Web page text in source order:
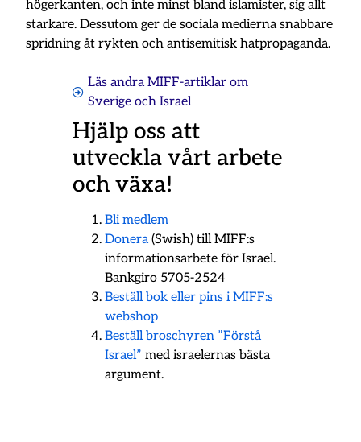
högerkanten, och inte minst bland islamister, sig allt
starkare. Dessutom ger de sociala medierna snabbare
spridning åt rykten och antisemitisk hatpropaganda.
Läs andra MIFF-artiklar om
Sverige och Israel
Hjälp oss att
utveckla vårt arbete
och växa!
Bli medlem
Donera(Swish) till MIFF:s
informationsarbete för Israel.
Bankgiro 5705-2524
Beställ bok eller pins i MIFF:s
webshop
Beställ broschyren ”Förstå
Israel” med israelernas bästa
argument.